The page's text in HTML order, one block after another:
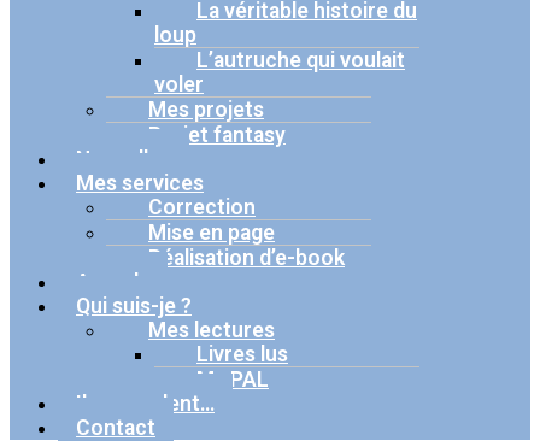
La véritable histoire du
loup
L’autruche qui voulait
voler
Mes projets
Projet fantasy
Nouvelles
Mes services
Correction
Mise en page
Réalisation d’e-book
Agenda
Qui suis-je ?
Mes lectures
Livres lus
Ma PAL
Ils en parlent…
Contact